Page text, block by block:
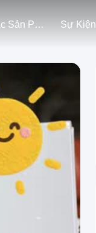
Các Sản Phẩm Sự Kiện